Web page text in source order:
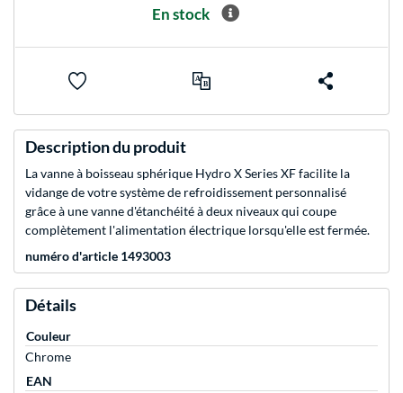
En stock
Description du produit
La vanne à boisseau sphérique Hydro X Series XF facilite la
vidange de votre système de refroidissement personnalisé
grâce à une vanne d'étanchéité à deux niveaux qui coupe
complètement l'alimentation électrique lorsqu'elle est fermée.
numéro d'article 1493003
Détails
Couleur
Chrome
EAN